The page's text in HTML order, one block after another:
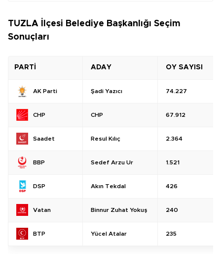
TUZLA İlçesi Belediye Başkanlığı Seçim
Sonuçları
PARTİ ADAY OY SAYISI
AK Parti Şadi Yazıcı 74.227
CHP CHP 67.912
Saadet Resul Kılıç 2.364
BBP Sedef Arzu Ur 1.521
DSP Akın Tekdal 426
Vatan Binnur Zuhat Yokuş 240
BTP Yücel Atalar 235